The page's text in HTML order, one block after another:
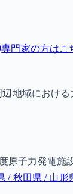
専門家の方はこ
地域におけ
原子力発電施
/ 秋田県 / 山形